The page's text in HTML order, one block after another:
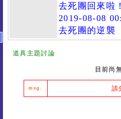
去死團回來啦
2019-08-08
去死團的逆襲
道具主題討論
目前尚
msg. 請